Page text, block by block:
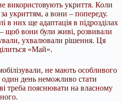
використовують укриття. Коли
укриттям, а вони – попереду.
них ще адаптація в підрозділах
щоб вони були живі, розвивали
ухвалювали рішення. Ця
«Май».
не мають особливого
один день неможливо стати
треба пояснювати на власному